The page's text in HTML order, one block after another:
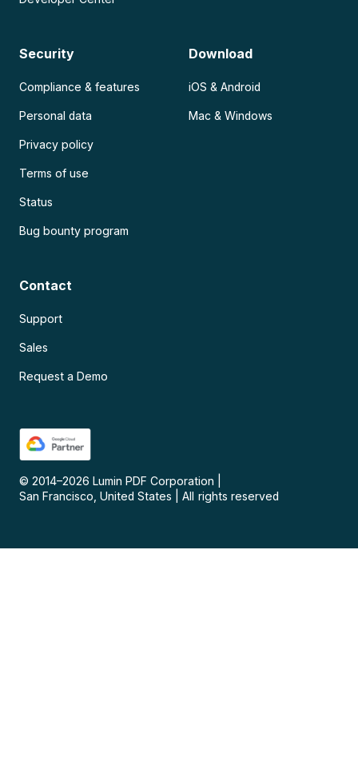
Security
Compliance & features
Personal data
Privacy policy
Terms of use
Status
Bug bounty program
Download
iOS & Android
Mac & Windows
Contact
Support
Sales
Request a Demo
© 2014–2026 Lumin PDF Corporation
San Francisco, United States
All rights reserved